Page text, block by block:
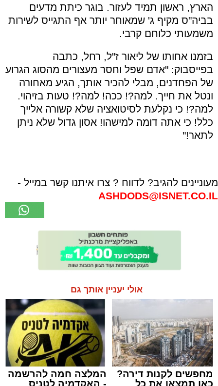
הארץ, ראשון תמיד לעזור. בוגר כיתת מדעים
בביה"ס מקיף ג' שמאוחר יותר אף התגייס לשירות
משמעותי כלוחם קרבי.
בזמנו אחותו של ליאור ז"ל, רחל, כתבה
בפייסבוק: "אדם שפל וחסר מעצורים מהסוג הגרוע
של הפחדנים, מבלי להכיר אותך, הגיע מאחורה
ונטל את חייך. למה?! ככה! למה?! טעות בזיהוי.
למה?! כי נקלעת לסיטואציה שלא קשורה אלייך
כלל! כי אתה דומה למישהו! אסון גדול שלא ניתן
לתאר!"
מעוניינים להגיב? לדווח ? צרו איתנו קשר במייל -
ASHDODS@ISNET.CO.IL
אולי יעניין אותך גם
מחפשים לקנות דירה?
כאן תמצאו את כל
המלצה חמה להרשמה
- האקדמיה לטניס